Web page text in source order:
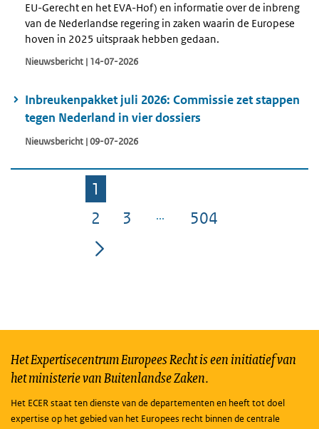
EU-Gerecht en het EVA-Hof) en informatie over de inbreng
van de Nederlandse regering in zaken waarin de Europese
hoven in 2025 uitspraak hebben gedaan.
Nieuwsbericht | 14-07-2026
Inbreukenpakket juli 2026: Commissie zet stappen
tegen Nederland in vier dossiers
Nieuwsbericht | 09-07-2026
Pagina
1
Pagina
2 Pagina
3 Pagina
504
Het Expertisecentrum Europees Recht is een initiatief van
het ministerie van Buitenlandse Zaken.
Het ECER staat ten dienste van de departementen en heeft tot doel
expertise op het gebied van het Europees recht binnen de centrale